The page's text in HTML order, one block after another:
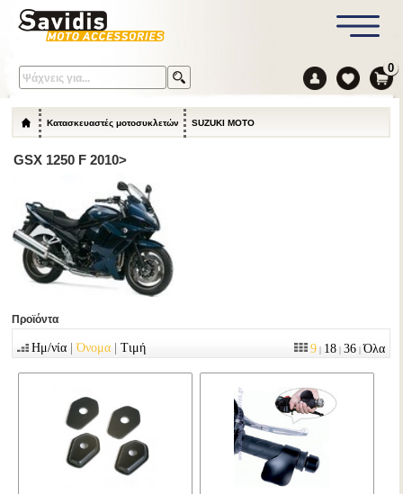
0
Κατασκευαστές μοτοσυκλετών SUZUKI MOTO
GSX 1250 F 2010>
Προϊόντα
Ημ/νία |Όνομα |Τιμή 9| 18| 36| Όλα